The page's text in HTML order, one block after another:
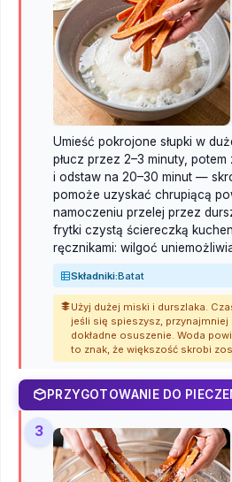
Umieść pokrojone słupki w
płucz przez 2–3 minuty,
i odstaw na 20–30 minut —
pomoże uzyskać chrupiącą
namoczeniu przelej przez
frytki czystą ściereczką
ręcznikami: wilgoć
Składniki:Batat
Użyj dużej miski i durszlaka.
jeśli się spieszysz, przynajmniej
dokładne osuszenie. Woda
to znak, że większość skrobi
PRZYGOTOWANIE DO
3